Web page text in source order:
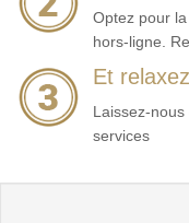
Optez pour
hors-ligne.
Et
Laissez-
services